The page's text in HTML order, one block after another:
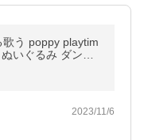
う poppy playtim
いぐるみ ダンス
おもちゃ ホーム
2023/11/6